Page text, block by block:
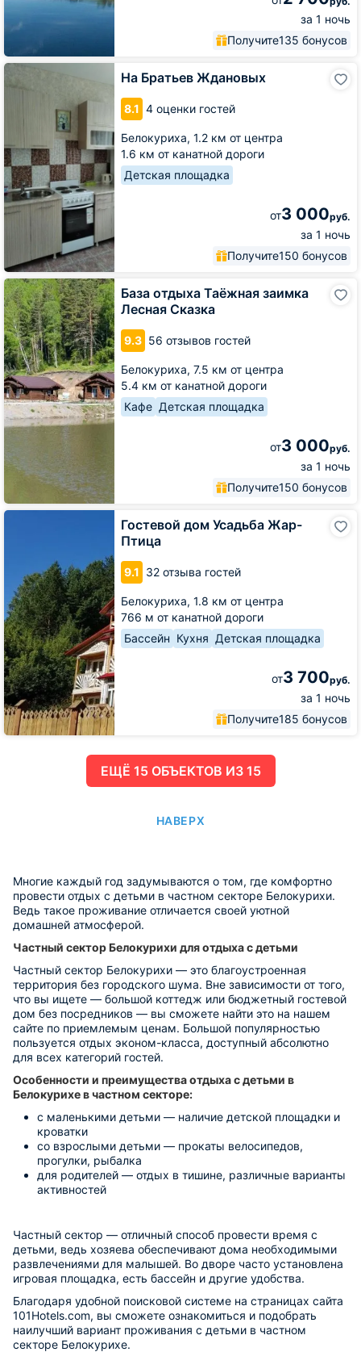
за 1 ночь
Получите135 бонусов
На Братьев Ждановых
8.1 4 оценки гостей
Белокуриха, 1.2 км от центра
1.6 км от канатной дороги
Детская площадка
от3 000руб.
за 1 ночь
Получите150 бонусов
На
Братьев
База отдыха Таёжная заимка
Лесная Сказка
9.3 56 отзывов гостей
Белокуриха, 7.5 км от центра
5.4 км от канатной дороги
Кафе Детская площадка
от3 000руб.
за 1 ночь
Получите150 бонусов
База
отдыха
Таёжная
заимка
Лесная
Сказка
Гостевой дом Усадьба Жар-
Птица
9.1 32 отзыва гостей
Белокуриха, 1.8 км от центра
766 м от канатной дороги
Бассейн Кухня Детская площадка
от3 700руб.
за 1 ночь
Получите185 бонусов
Гостевой
Птица
ЕЩË 15 ОБЪЕКТОВ ИЗ 15
НАВЕРХ
Многие каждый год задумываются о том, где комфортно
провести отдых с детьми в частном секторе Белокурихи.
Ведь такое проживание отличается своей уютной
домашней атмосферой.
Частный сектор Белокурихи для отдыха с детьми
Частный сектор Белокурихи — это благоустроенная
территория без городского шума. Вне зависимости от того,
что вы ищете — большой коттедж или бюджетный гостевой
дом без посредников — вы сможете найти это на нашем
сайте по приемлемым ценам. Большой популярностью
пользуется отдых эконом-класса, доступный абсолютно
для всех категорий гостей.
Особенности и преимущества отдыха с детьми в
Белокурихе в частном секторе:
с маленькими детьми — наличие детской площадки и
кроватки
со взрослыми детьми — прокаты велосипедов,
прогулки, рыбалка
для родителей — отдых в тишине, различные варианты
активностей
Частный сектор — отличный способ провести время с
детьми, ведь хозяева обеспечивают дома необходимыми
развлечениями для малышей. Во дворе часто установлена
игровая площадка, есть бассейн и другие удобства.
Благодаря удобной поисковой системе на страницах сайта
101Hotels.com, вы сможете ознакомиться и подобрать
наилучший вариант проживания с детьми в частном
секторе Белокурихе.